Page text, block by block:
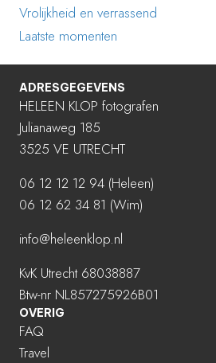
Vrolijkheid en verrassend
Laatste momenten
ADRESGEGEVENS
HELEEN KLOP fotografen
Julianaweg 185
3525 VE UTRECHT
06 12 12 12 94 (Heleen)
06 12 62 34 81 (Wim)
info@heleenklop.nl
KvK Utrecht 68038887
Btw-nr NL857275926B01
OVERIG
FAQ
Travel